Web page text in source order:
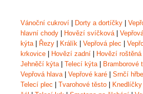
Vánoční cukroví Dorty a dortíčky
hlavní chody
Hovězí svíčková|
kýta| Řezy Králík Vepřová plec
krkovice
Hovězí zadní Hovězí roštěná|
Jehněčí kýta| Telecí kýta| Bramborové
Vepřová hlava| Vepřové karé Srnčí
Telecí plec
Tvarohové těsto